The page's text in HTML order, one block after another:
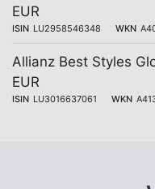
EUR
ISIN LU2958546348 WKN
Allianz Best Styles
EUR
ISIN LU3016637061 WKN